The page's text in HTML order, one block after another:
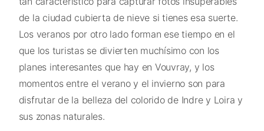
de la ciudad cubierta de nieve si tienes esa suerte.
Los veranos por otro lado forman ese tiempo en el
que los turistas se divierten muchísimo con los
planes interesantes que hay en Vouvray, y los
momentos entre el verano y el invierno son para
disfrutar de la belleza del colorido de Indre y Loira y
sus zonas naturales.